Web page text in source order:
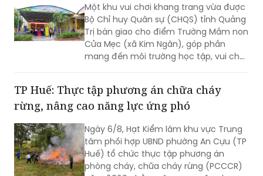
Một khu vui chơi khang trang vừa được
Bộ Chỉ huy Quân sự (CHQS) tỉnh Quảng
Trị bàn giao cho điểm Trường Mầm non
Cửa Mẹc (xã Kim Ngân), góp phần
mang đến môi trường học tập, vui chơi
TP Huế: Thực tập phương án chữa cháy
rừng, nâng cao năng lực ứng phó
Ngày 6/8, Hạt Kiểm lâm khu vực Trung
tâm phối hợp UBND phường An Cựu (TP
Huế) tổ chức thực tập phương án
phòng cháy, chữa cháy rừng (PCCCR)